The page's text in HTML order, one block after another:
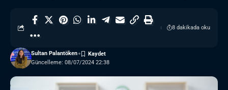
Güncelleme: 08/07/2024 22:38
Sultan Palantöken
8 dakikada oku